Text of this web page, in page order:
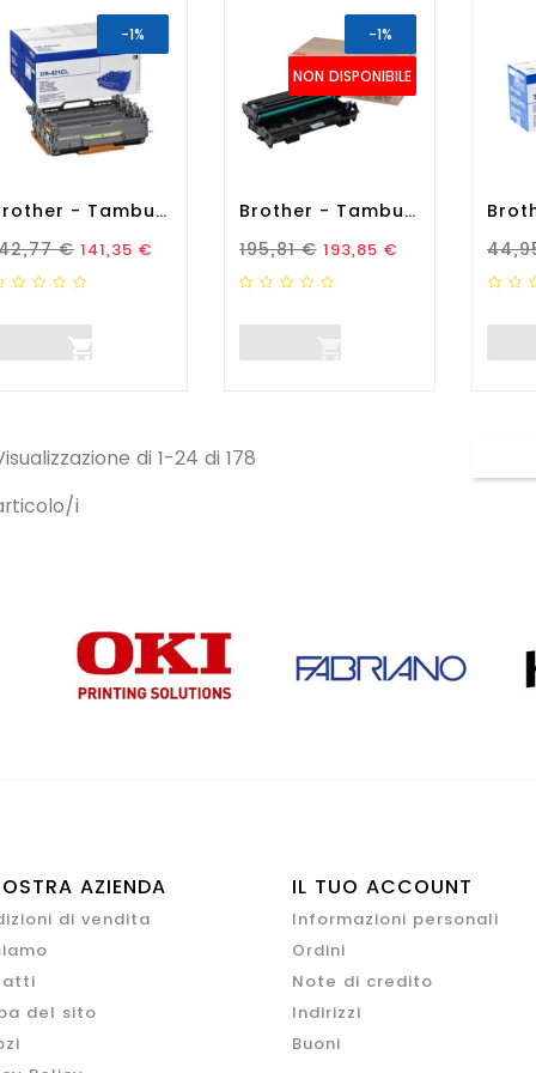
-1%
Brother - Tamburo - DR421CL...
Standard
€ Prezzo
141,35 €

NON DISPONIBILE
-1%
Brother - Tamburo - Nero -...
Prezzo Standard
195,81 € Prezzo
193,85 €
di 1-24 di 178
i
AZIENDA
di vendita
del sito
IL TUO ACCOUNT
Informazioni personali
Ordini
Note di credito
Indirizzi
Buoni